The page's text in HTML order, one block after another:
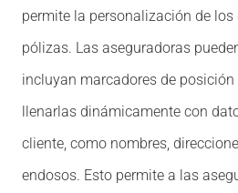
permite la personalización de
pólizas. Las aseguradoras
incluyan marcadores de
llenarlas dinámicamente con
cliente, como nombres,
endosos. Esto permite a las